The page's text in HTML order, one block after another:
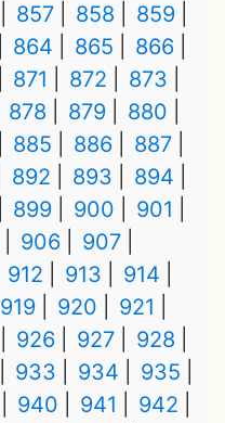
857 858
859
864 865
866
871 872
873
878 879
880
885 886
887
892 893
894
899 900
901
906
907
912 913
914
919 920
921
926 927
928
933 934
935
940 941
942